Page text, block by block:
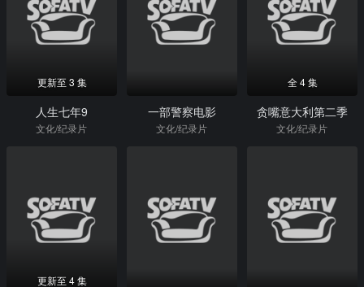
更新至 3 集
人生七年9
文化/纪录片
一部警察电影
文化/纪录片
全 4 集
贪嘴意大利第二季
文化/纪录片
更新至 4 集